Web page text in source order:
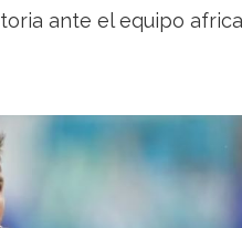
ante el equipo